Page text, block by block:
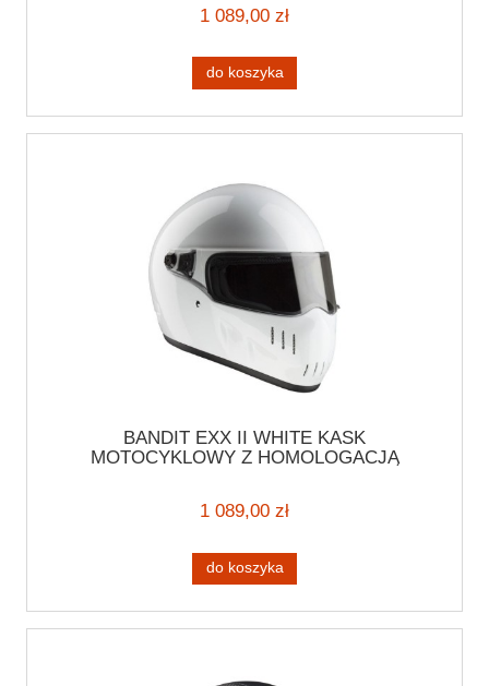
1 089,00 zł
do koszyka
BANDIT EXX II WHITE KASK
MOTOCYKLOWY Z HOMOLOGACJĄ
1 089,00 zł
do koszyka